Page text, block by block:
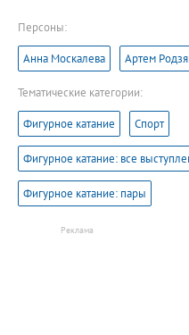
Персоны:
Анна Москалева Артем
Тематические категории:
Фигурное катание Спорт
Фигурное катание: все
Фигурное катание: пары